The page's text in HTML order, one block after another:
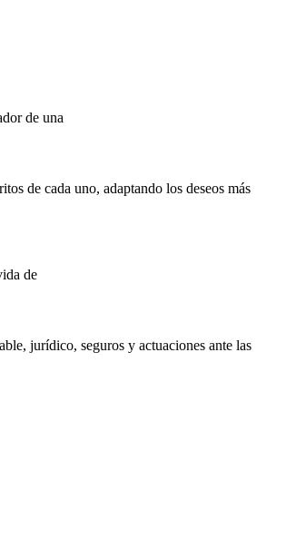
de una
de cada uno, adaptando los deseos más
de
jurídico, seguros y actuaciones ante las